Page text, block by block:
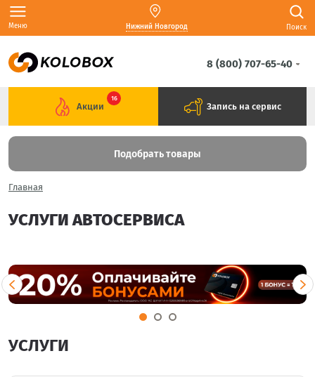
Меню Нижний Новгород Поиск
8 (800) 707-65-40
Акции
16
Запись на сервис
Подобрать товары
Главная
УСЛУГИ АВТОСЕРВИСА
УСЛУГИ